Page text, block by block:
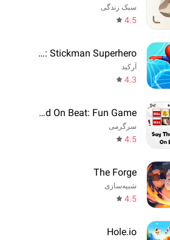
سبک زندگی
4.5
Web Master: Stickman Superhero
آرکید
4.3
Say The Word On Beat: Fun Game
سرگرمی
4.5
The Forge
شبیه‌سازی
4.5
Hole.io